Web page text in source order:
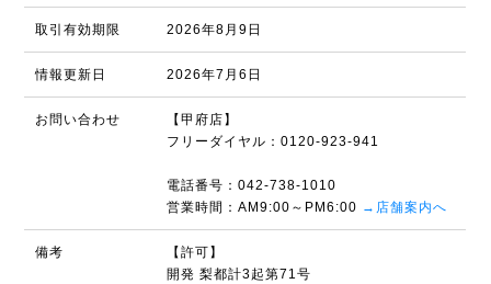
取引有効期限 2026年8月9日
情報更新日 2026年7月6日
お問い合わせ
【甲府店】
フリーダイヤル：0120-923-941
電話番号：042-738-1010
営業時間：AM9:00～PM6:00 →店舗案内へ
備考
【許可】
開発 梨都計3起第71号